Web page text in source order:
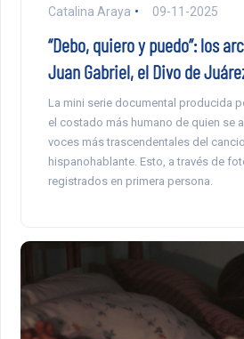
Catalina Araya 09-11-2025
“Debo, quiero y puedo”: los
Juan Gabriel, el Divo de
La mini serie documental producida
el costado más humano de quien se
voces más trascendentales del
hispanohablante. Esto, a través de
registrados en primera persona.